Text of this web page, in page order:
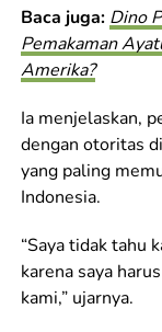
Baca juga: Dino
Pemakaman
Amerika?
Ia menjelaskan,
dengan otoritas
yang paling
Indonesia.
“Saya tidak tahu
karena saya
kami,” ujarnya.